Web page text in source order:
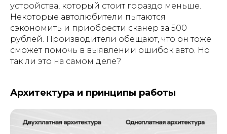
устройства, который стоит гораздо меньше.
Некоторые автолюбители пытаются
сэкономить и приобрести сканер за 500
рублей. Производители обещают, что он тоже
сможет помочь в выявлении ошибок авто. Но
так ли это на самом деле?
Архитектура и принципы работы